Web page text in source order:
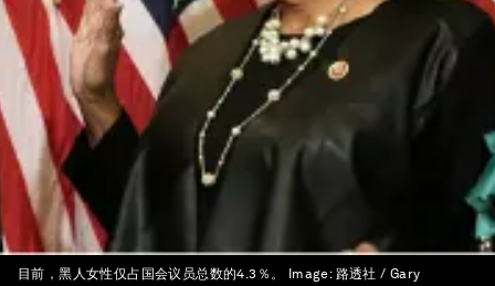
目前，黑人女性仅占国会议员总数的4.3％。 Image: 路透社 / Gary